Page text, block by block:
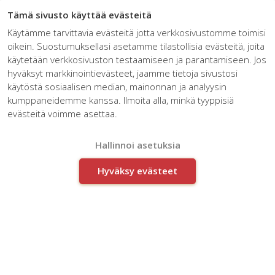
Tämä sivusto käyttää evästeitä
Käytämme tarvittavia evästeitä jotta verkkosivustomme toimisi
oikein. Suostumuksellasi asetamme tilastollisia evästeitä, joita
käytetään verkkosivuston testaamiseen ja parantamiseen. Jos
hyväksyt markkinointievästeet, jaamme tietoja sivustosi
käytöstä sosiaalisen median, mainonnan ja analyysin
kumppaneidemme kanssa. Ilmoita alla, minkä tyyppisiä
evästeitä voimme asettaa.
Hallinnoi asetuksia
Hyväksy evästeet
Changing the paradigm of